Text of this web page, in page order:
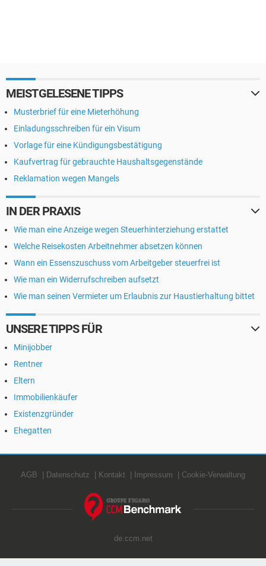
MEISTGELESENE TIPPS
Musterbrief für eine Mieterhöhung
Einladungsschreiben für ein Visum
Vorlage für eine Kündigungsbestätigung
Kaufvertrag für gebrauchte Haushaltsgegenstände
Reklamation wegen Mangels
IN DER PRAXIS
Wie man eine Anzeige wegen Steuerhinterziehung erstattet
Welche Reisekosten Arbeitnehmer absetzen können
Wann ein Essenszuschuss vom Arbeitgeber steuerfrei ist
Wie man ein Widerrufschreiben aufsetzt
Wie man seinen Vermieter um Erlaubnis zur Haustierhaltung bittet
UNSERE TIPPS FÜR
Minijobber
Rentner
Eltern
Immobilienkäufer
Existenzgründer
Ehegatten
AGB Datenschutz Kontakt Impressum Cookie-Verwaltung
de.ccm.net